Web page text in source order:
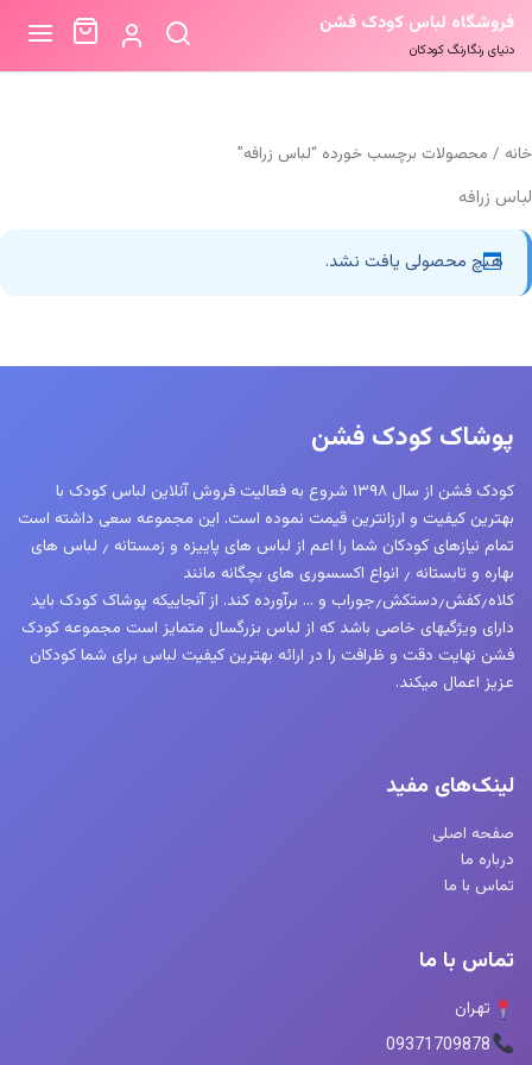
فروشگاه لباس کودک فشن
دنیای رنگارنگ کودکان
خانه / محصولات برچسب خورده “لباس زرافه”
لباس زرافه
هیچ محصولی یافت نشد.
پوشاک کودک فشن
کودک فشن از سال ۱۳۹۸ شروع به فعالیت فروش آنلاین لباس کودک با
بهترین کیفیت و ارزانترین قیمت نموده است. این مجموعه سعی داشته است
تمام نیازهای کودکان شما را اعم از لباس های پاییزه و زمستانه ٫ لباس های
بهاره و تابستانه ٫ انواع اکسسوری های بچگانه مانند
کلاه٫کفش٫دستکش٫جوراب و … برآورده کند. از آنجاییکه پوشاک کودک باید
دارای ویژگیهای خاصی باشد که از لباس بزرگسال متمایز است مجموعه کودک
فشن نهایت دقت و ظرافت را در ارائه بهترین کیفیت لباس برای شما کودکان
عزیز اعمال میکند.
لینک‌های مفید
صفحه اصلی
درباره ما
تماس با ما
تماس با ما
تهران
09371709878